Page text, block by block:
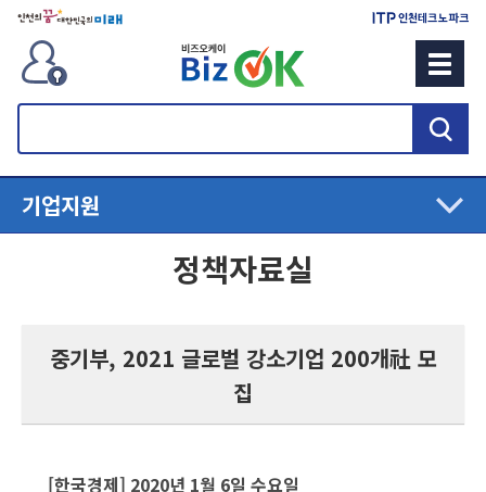
검
기업지원
정책자료실
중기부, 2021 글로벌 강소기업 200개社 모
집
[한국경제] 2020년 1월 6일 수요일